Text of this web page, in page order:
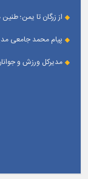
از زرگان تا یمن؛
پیام محمد جامعی
مدیرکل ورزش و